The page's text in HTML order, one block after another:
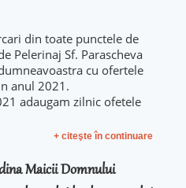
din toate punctele de
Pelerinaj Sf. Parascheva
cu ofertele
anul 2021.
adaugam zilnic ofetele
+ citeşte în continuare
Maicii Domnului